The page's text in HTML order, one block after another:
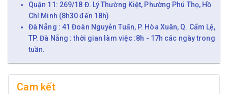
Quận 11: 269/18 Đ. Lý Thường Kiệt, Phường Phú Thọ, Hồ
Chí Minh (8h30 đến 18h)
Đà Nẵng : 41 Đoàn Nguyễn Tuấn, P. Hòa Xuân, Q. Cẩm Lệ,
TP. Đà Nẵng : thời gian làm việc :8h - 17h các ngày trong
tuần.
Cam kết